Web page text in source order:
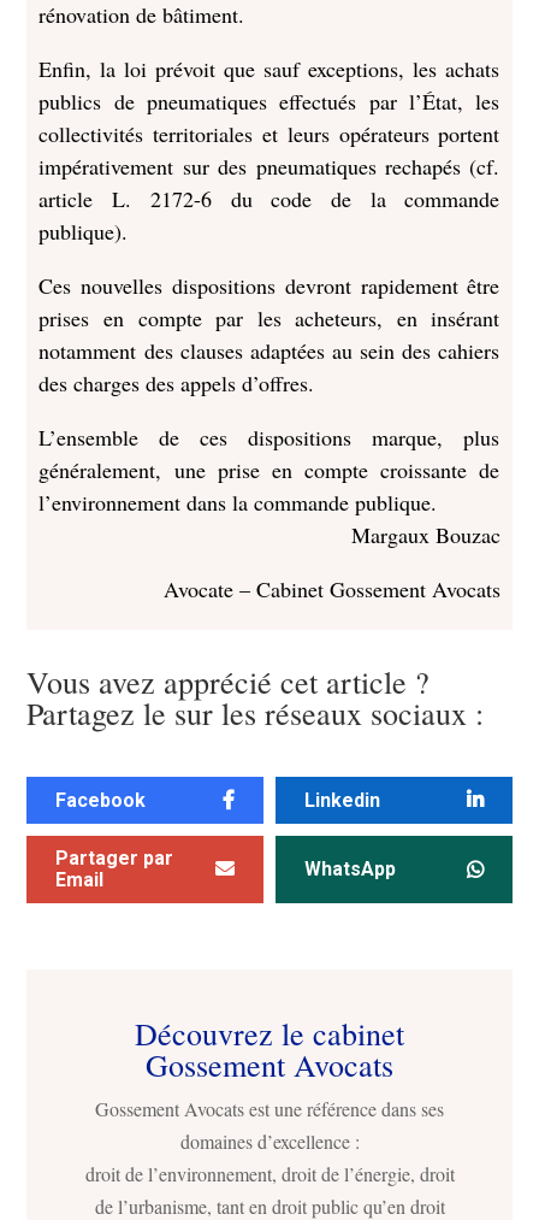
rénovation de bâtiment.
Enfin, la loi prévoit que sauf exceptions, les achats
publics de pneumatiques effectués par l’État, les
collectivités territoriales et leurs opérateurs portent
impérativement sur des pneumatiques rechapés (cf.
article L. 2172-6 du code de la commande
publique).
Ces nouvelles dispositions devront rapidement être
prises en compte par les acheteurs, en insérant
notamment des clauses adaptées au sein des cahiers
des charges des appels d’offres.
L’ensemble de ces dispositions marque, plus
généralement, une prise en compte croissante de
l’environnement dans la commande publique.
Margaux Bouzac
Avocate – Cabinet Gossement Avocats
Vous avez apprécié cet article ?
Partagez le sur les réseaux sociaux :
Facebook Linkedin
Partager par
Email
WhatsApp
Découvrez le cabinet
Gossement Avocats
Gossement Avocats est une référence dans ses
domaines d’excellence :
droit de l’environnement, droit de l’énergie, droit
de l’urbanisme, tant en droit public qu’en droit